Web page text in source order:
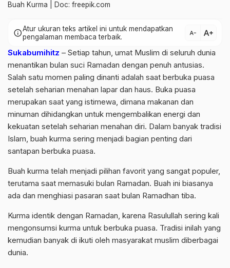
Buah Kurma | Doc: freepik.com
infoAtur ukuran teks artikel ini untuk mendapatkan
pengalaman membaca terbaik.
text_decrease text_increase
Sukabumihitz – Setiap tahun, umat Muslim di seluruh dunia
menantikan bulan suci Ramadan dengan penuh antusias.
Salah satu momen paling dinanti adalah saat berbuka puasa
setelah seharian menahan lapar dan haus. Buka puasa
merupakan saat yang istimewa, dimana makanan dan
minuman dihidangkan untuk mengembalikan energi dan
kekuatan setelah seharian menahan diri. Dalam banyak tradisi
Islam, buah kurma sering menjadi bagian penting dari
santapan berbuka puasa.
Buah kurma telah menjadi pilihan favorit yang sangat populer,
terutama saat memasuki bulan Ramadan. Buah ini biasanya
ada dan menghiasi pasaran saat bulan Ramadhan tiba.
Kurma identik dengan Ramadan, karena Rasulullah sering kali
mengonsumsi kurma untuk berbuka puasa. Tradisi inilah yang
kemudian banyak di ikuti oleh masyarakat muslim diberbagai
dunia.